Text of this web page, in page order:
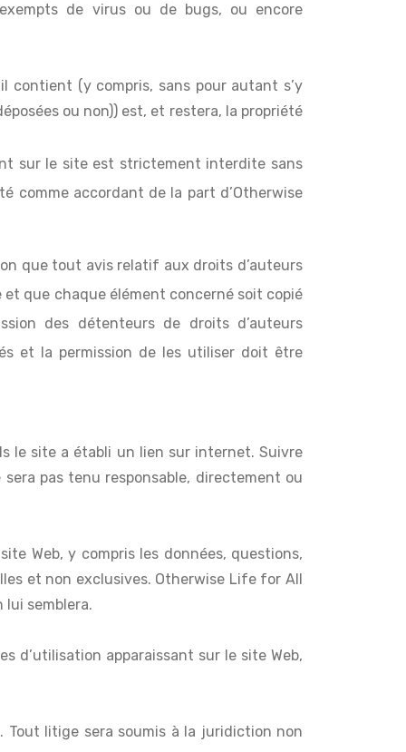
de virus ou de bugs, ou encore
contient (y compris, sans pour autant s’y
ou non)) est, et restera, la propriété
sur le site est strictement interdite sans
comme accordant de la part d’Otherwise
que tout avis relatif aux droits d’auteurs
que chaque élément concerné soit copié
des détenteurs de droits d’auteurs
et la permission de les utiliser doit être
le site a établi un lien sur internet. Suivre
pas tenu responsable, directement ou
Web, y compris les données, questions,
et non exclusives. Otherwise Life for All
semblera.
d’utilisation apparaissant sur le site Web,
Tout litige sera soumis à la juridiction non